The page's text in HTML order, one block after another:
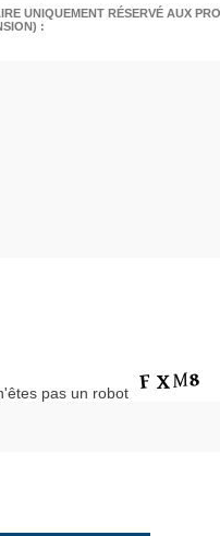
UNIQUEMENT RÉSERVÉ AUX
:
pas un robot